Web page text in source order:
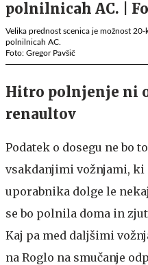
Velika prednost scenica je možnost
polnilnicah AC.
Foto: Gregor Pavšič
Hitro polnjenje ni
renaultov
Podatek o dosegu ne bo
vsakdanjimi vožnjami, ki
uporabnika dolge le
se bo polnila doma in
Kaj pa med daljšimi
na Roglo na smučanje